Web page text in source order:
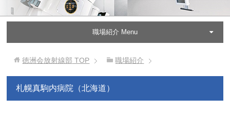
徳洲会放射線部 TOP 職場紹介
札幌真駒内病院（北海道）
職場紹介 Menu